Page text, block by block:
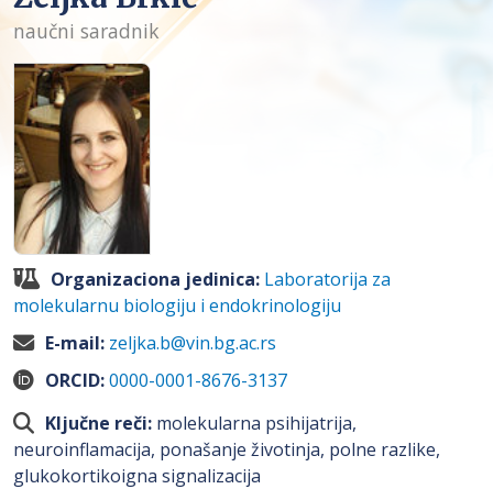
naučni saradnik
Organizaciona jedinica: Laboratorija za
molekularnu biologiju i endokrinologiju
E-mail: zeljka.b@vin.bg.ac.rs
ORCID:0000-0001-8676-3137
Ključne reči: molekularna psihijatrija,
neuroinflamacija, ponašanje životinja, polne razlike,
glukokortikoigna signalizacija